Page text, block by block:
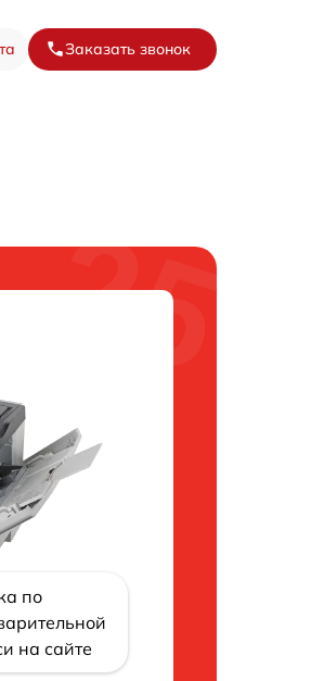
Заказать звонок
по
на сайте